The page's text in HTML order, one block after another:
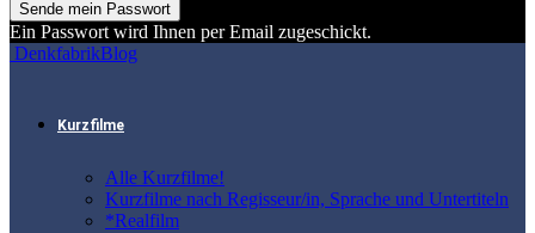
Ein Passwort wird Ihnen per Email zugeschickt.
DenkfabrikBlog
Kurzfilme
Alle Kurzfilme!
Kurzfilme nach Regisseur/in, Sprache und Untertiteln
*Realfilm